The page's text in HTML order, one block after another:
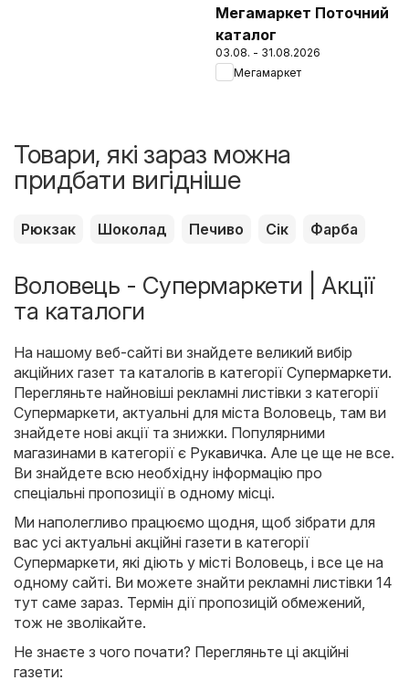
Мегамаркет Поточний
каталог
03.08. - 31.08.2026
Мегамаркет
Товари, які зараз можна
придбати вигідніше
Рюкзак Шоколад Печиво Сік Фарба
Воловець - Супермаркети | Акції
та каталоги
На нашому веб-сайті ви знайдете великий вибір
акційних газет та каталогів в категорії Супермаркети.
Перегляньте найновіші рекламні листівки з категорії
Супермаркети, актуальні для міста Воловець, там ви
знайдете нові акції та знижки. Популярними
магазинами в категорії є Рукавичка. Але це ще не все.
Ви знайдете всю необхідну інформацію про
спеціальні пропозиції в одному місці.
Ми наполегливо працюємо щодня, щоб зібрати для
вас усі актуальні акційні газети в категорії
Супермаркети, які діють у місті Воловець, і все це на
одному сайті. Ви можете знайти рекламні листівки 14
тут саме зараз. Термін дії пропозицій обмежений,
тож не зволікайте.
Не знаєте з чого почати? Перегляньте ці акційні
газети: